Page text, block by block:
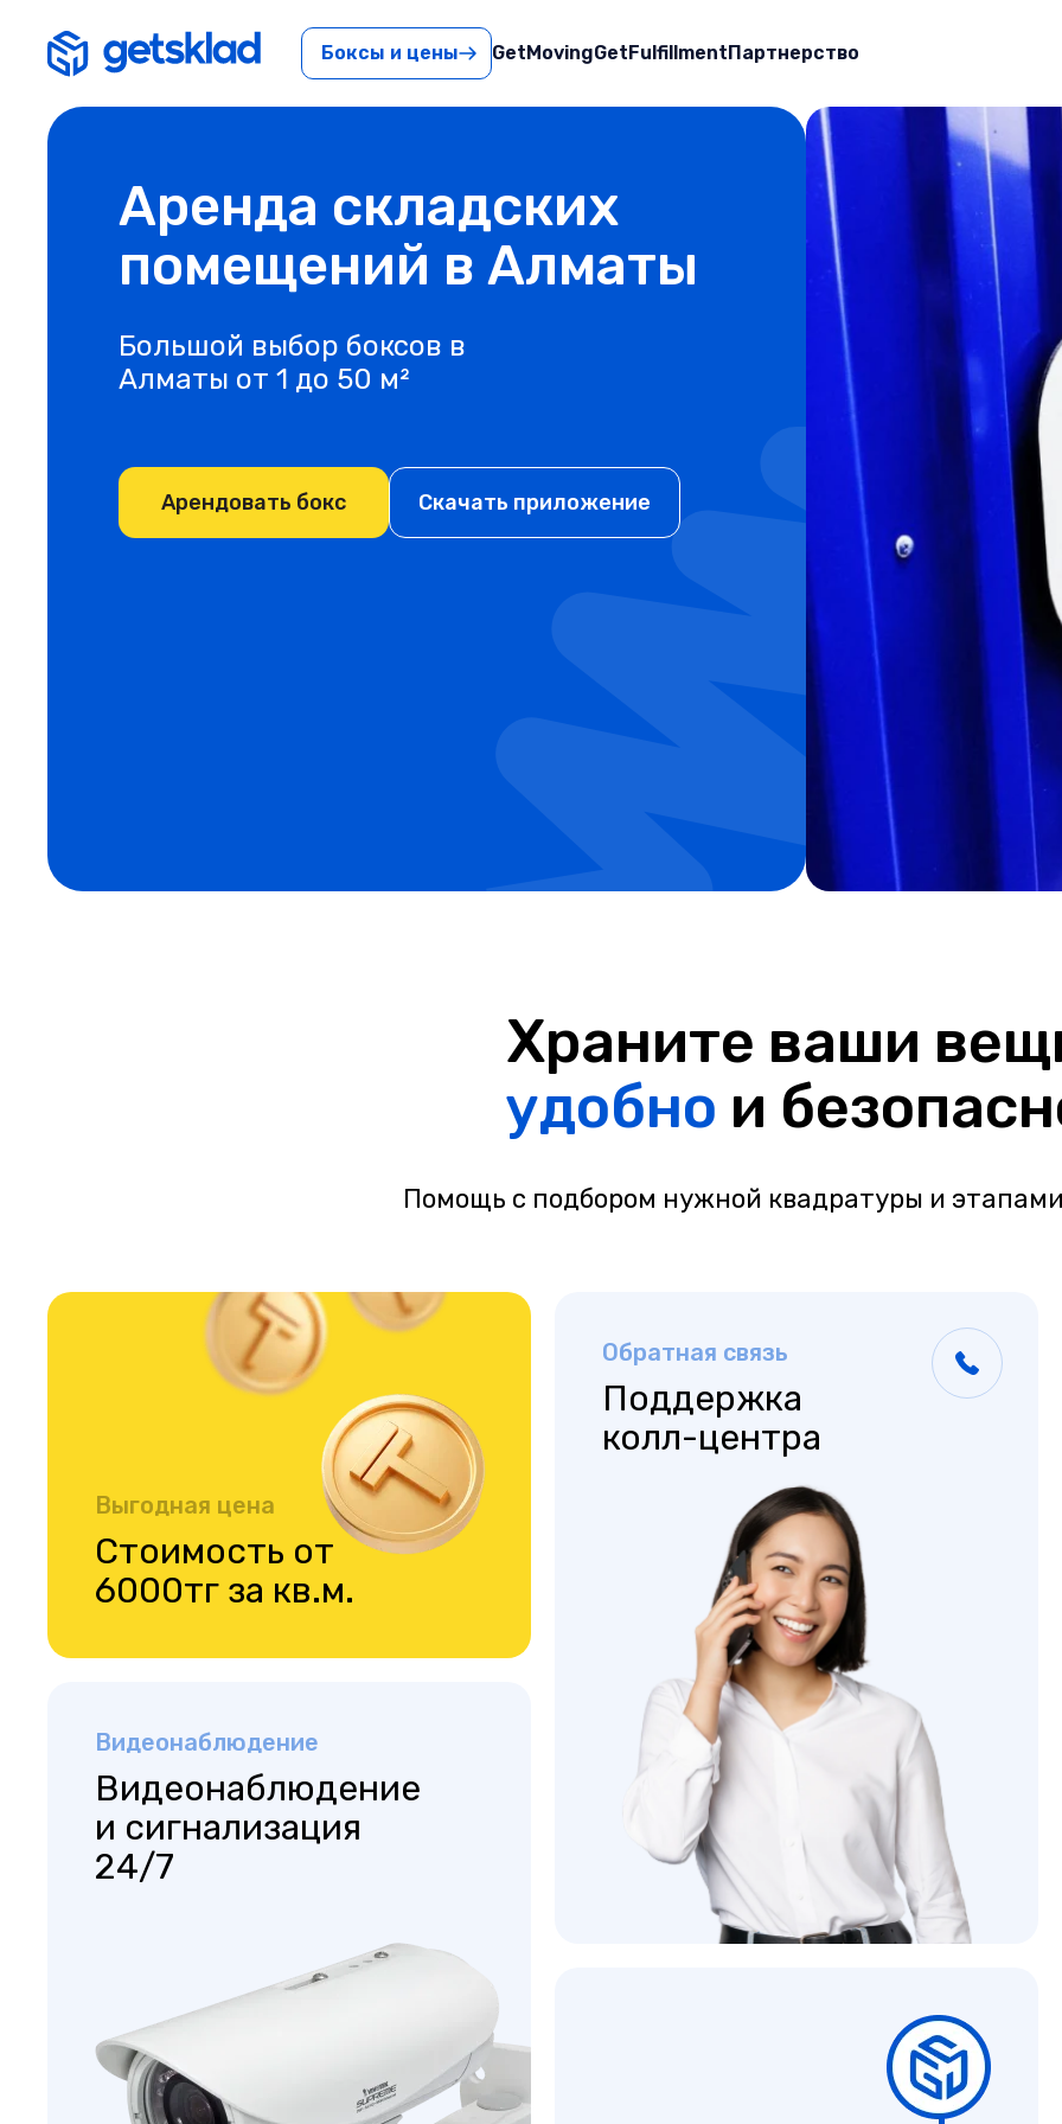
Боксы и цены GetMovingGetFulfillmentПартнерство
Аренда складских
помещений в Алматы
Большой выбор боксов в
Алматы от 1 до 50 м²
Арендовать бокс Скачать приложение
Храните ваши
удобно и
Помощь с подбором нужной квадратуры и
Выгодная цена
Стоимость от
6000тг за кв.м.
Обратная связь
Поддержка
колл-центра
Видеонаблюдение
Видеонаблюдение
и сигнализация
24/7